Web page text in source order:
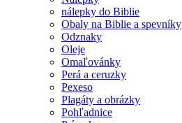
nálepky do Biblie
Obaly na Biblie a spevníky
Odznaky
Oleje
Omaľovánky
Perá a ceruzky
Pexeso
Plagáty a obrázky
Pohľadnice